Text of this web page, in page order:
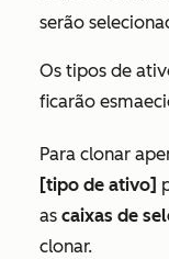
serão
Os tipos de
ficarão
Para clonar
[tipo de ativo]
as caixas de
clonar.